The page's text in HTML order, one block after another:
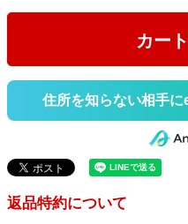
カー
住所を知らない相手に
返品特約について